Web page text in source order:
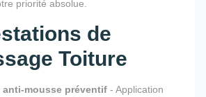
priorité absolue.
de
Toiture
anti-mousse préventif - Application